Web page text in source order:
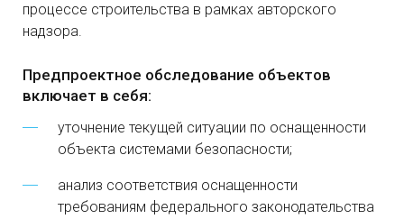
процессе строительства в рамках авторского
надзора.
Предпроектное обследование объектов
включает в себя:
уточнение текущей ситуации по оснащенности
объекта системами безопасности;
анализ соответствия оснащенности
требованиям федерального законодательства